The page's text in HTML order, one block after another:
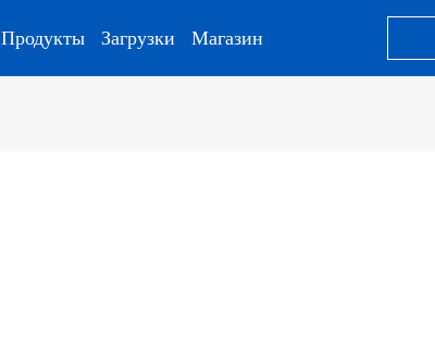
Продукты Загрузки Магазин